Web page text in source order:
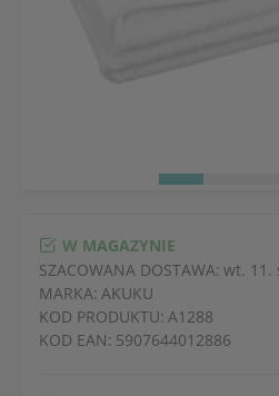
W MAGAZYNIE
SZACOWANA DOSTAWA: wt. 11.
MARKA: AKUKU
KOD PRODUKTU: A1288
KOD EAN: 5907644012886